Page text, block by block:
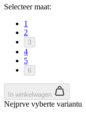
Selecteer maat:
1
2
3
4
5
6
In winkelwagen
Nejprve vyberte variantu